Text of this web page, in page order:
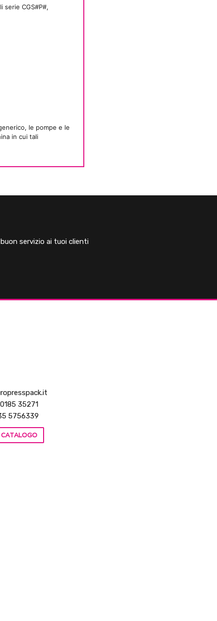
serie CGS#P#,
le pompe e le
in cui tali
servizio ai tuoi clienti
35271
5756339
CATALOGO